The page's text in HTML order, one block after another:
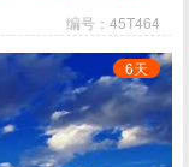
编号：45T464
6天